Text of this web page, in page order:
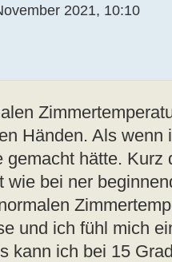
2021, 10:10
Händen. Als
gemacht hätte. Kurz
wie bei ner
und ich fühl mich
kann ich bei 15